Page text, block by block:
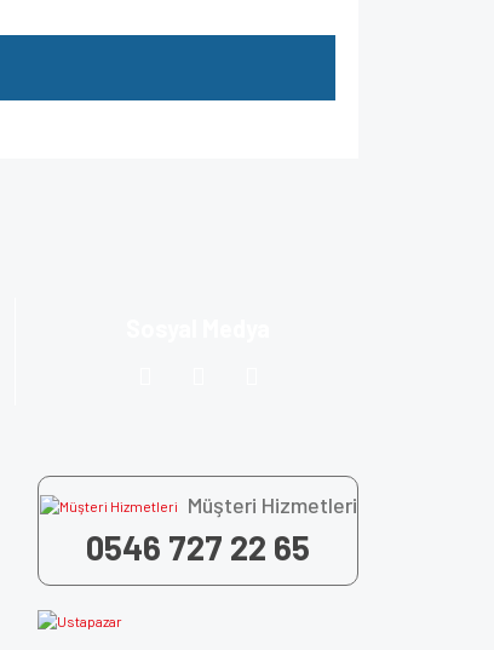
Müşteri Hizmetleri
0546 727 22 65